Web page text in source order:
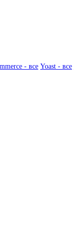
- все Yoast - все